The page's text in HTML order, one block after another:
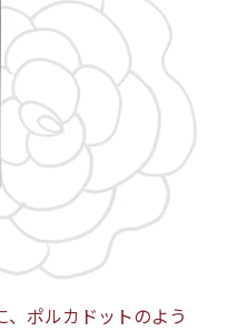
ポルカドットのよう